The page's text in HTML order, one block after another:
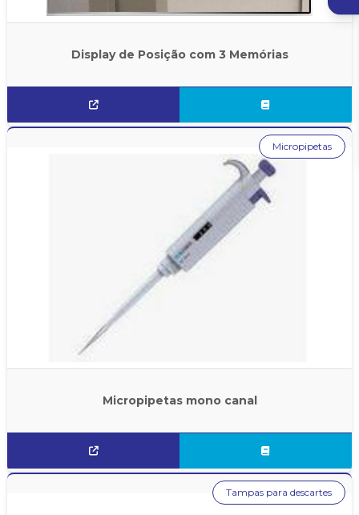
Display de Posição com 3 Memórias
Micropipetas mono canal
Micropipetas
Tampas para descartes